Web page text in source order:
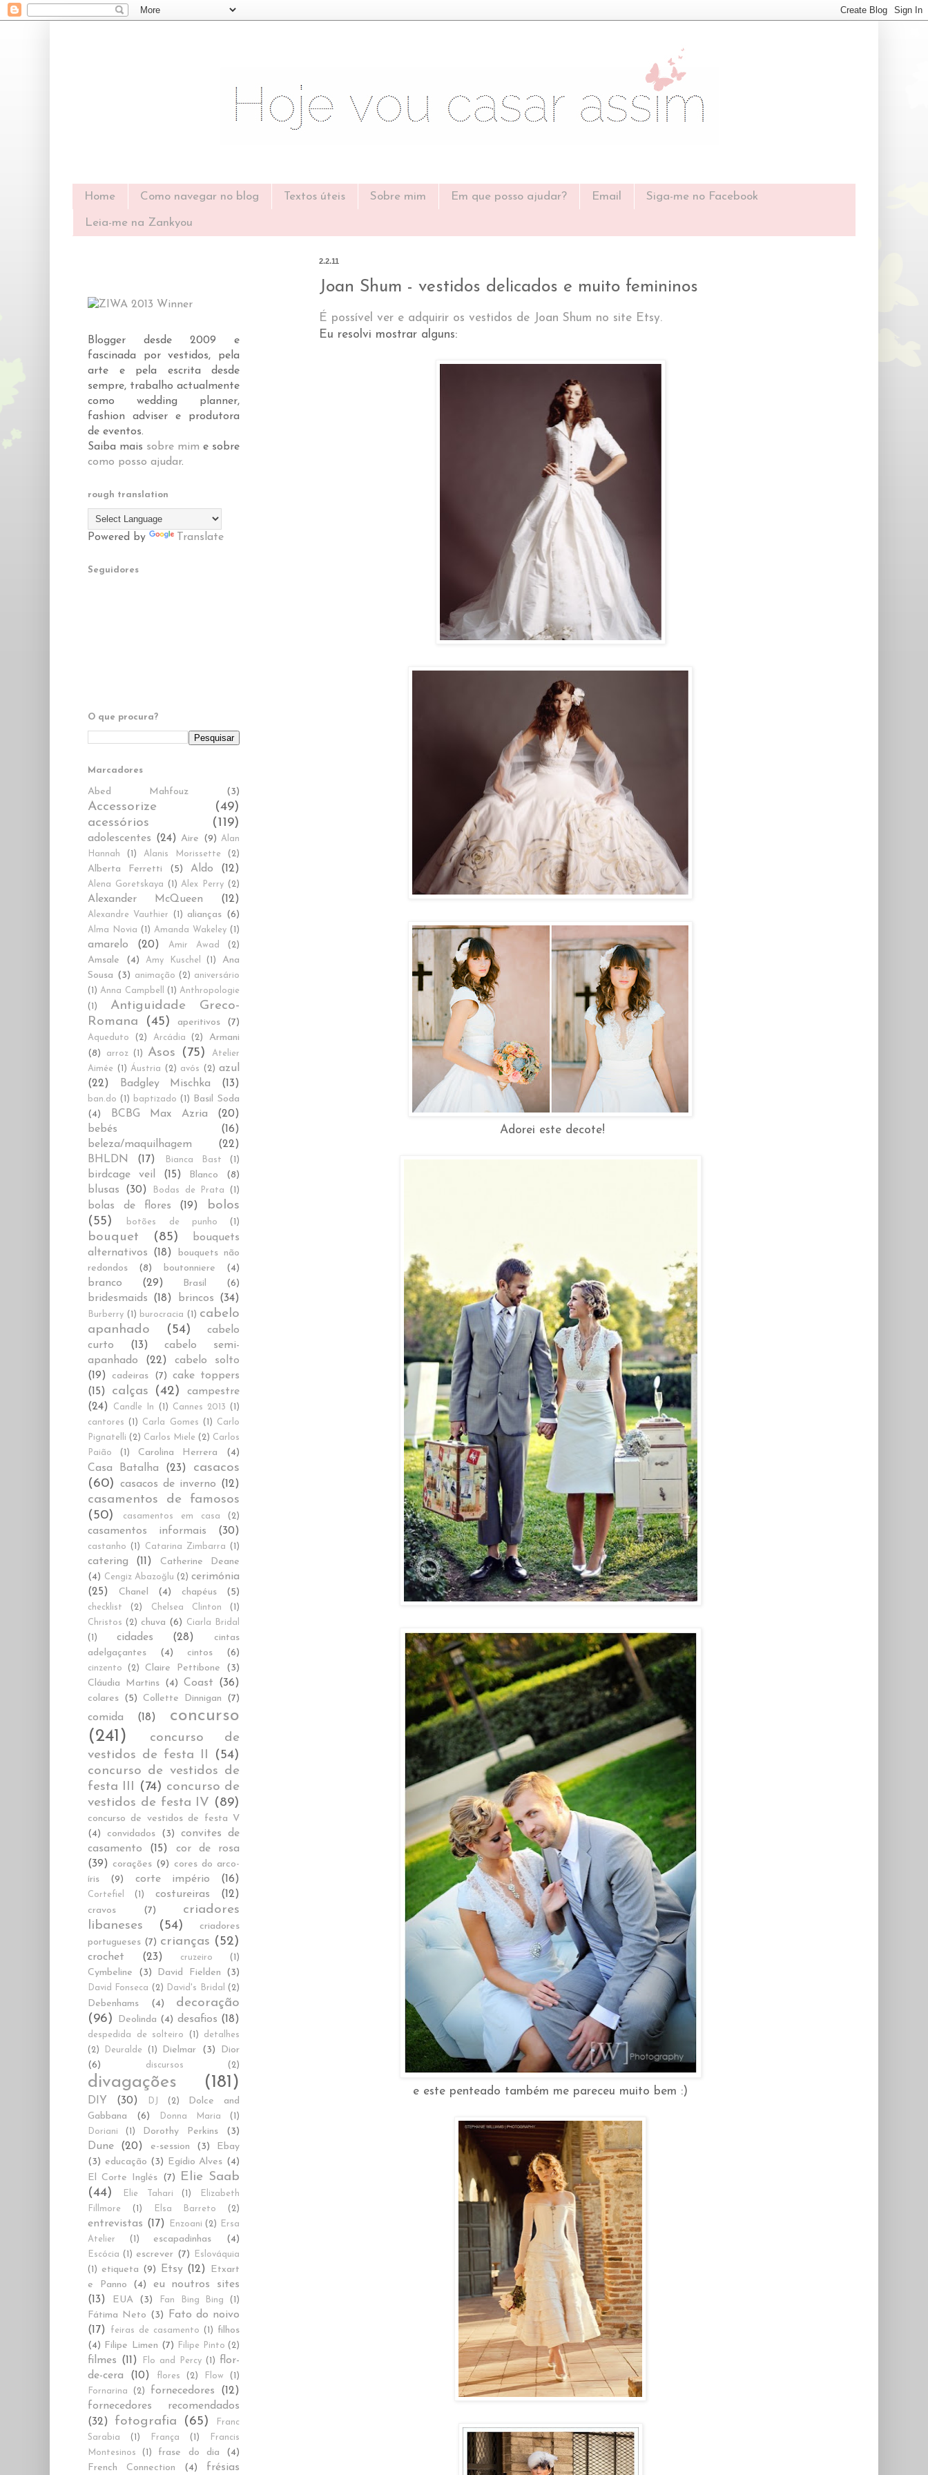
Home Como navegar no blog Textos úteis Sobre mim Em que posso ajudar? Email Siga-me no Facebook
Leia-me na Zankyou
2.2.11
Joan Shum - vestidos delicados e muito femininos
É possível ver e adquirir os vestidos de Joan Shum no site Etsy.
Eu resolvi mostrar alguns:
Adorei este decote!
e este penteado também me pareceu muito bem :)
Blogger desde 2009 e
fascinada por vestidos, pela
arte e pela escrita desde
sempre, trabalho actualmente
como wedding planner,
fashion adviser e produtora
de eventos.
Saiba mais sobre mim e sobre
como posso ajudar.
rough translation
Powered by Translate
Seguidores
O que procura?
Marcadores
Abed Mahfouz (3)
Accessorize
(49)
acessórios
(119)
adolescentes (24) Aire (9) Alan
Hannah
(1) Alanis Morissette (2)
Alberta Ferretti (5) Aldo (12)
Alena Goretskaya (1) Alex Perry (2)
Alexander McQueen (12)
Alexandre Vauthier (1) alianças (6)
Alma Novia (1) Amanda Wakeley (1)
amarelo (20) Amir Awad (2)
Amsale (4) Amy Kuschel (1)
Ana
Sousa (3) animação (2) aniversário
(1) Anna Campbell (1) Anthropologie
(1)
Antiguidade Greco-
Romana
(45) aperitivos (7)
Aqueduto (2) Arcádia (2)
Armani
(8)
arroz (1) Asos (75)
Atelier
Aimée
(1) Áustria (2) avós (2) azul
(22)
Badgley Mischka (13)
ban.do (1) baptizado (1)
Basil Soda
(4)
BCBG Max Azria
(20)
bebés
(16)
beleza/maquilhagem
(22)
BHLDN
(17) Bianca Bast (1)
birdcage veil (15) Blanco (8)
blusas (30) Bodas de Prata (1)
bolas de flores (19)
bolos
(55)
botões de punho (1)
bouquet (85)
bouquets
alternativos
(18)
bouquets não
redondos
(8) boutonniere (4)
branco (29) Brasil (6)
bridesmaids (18) brincos (34)
Burberry (1) burocracia (1) cabelo
apanhado
(54)
cabelo
curto
(13)
cabelo semi-
apanhado
(22)
cabelo solto
(19)
cadeiras (7) cake toppers
(15)
calças (42)
campestre
(24)
Candle In (1) Cannes 2013
(1)
cantores
(1) Carla Gomes (1)
Carlo
Pignatelli (2) Carlos Miele (2) Carlos
Paião
(1) Carolina Herrera (4)
Casa Batalha (23)
casacos
(60)
casacos de inverno (12)
casamentos de famosos
(50)
casamentos em casa (2)
casamentos informais (30)
castanho (1) Catarina Zimbarra (1)
catering (11)
Catherine Deane
(4) Cengiz Abazoğlu (2) cerimónia
(25)
Chanel (4) chapéus (5)
checklist (2) Chelsea Clinton
(1)
Christos (2) chuva (6)
Ciarla Bridal
(1)
cidades (28)
cintas
adelgaçantes
(4) cintos (6)
cinzento (2) Claire Pettibone
(3)
Cláudia Martins (4) Coast (36)
colares (5) Collette Dinnigan (7)
comida (18)
concurso
(241)
concurso de
vestidos de festa II
(54)
concurso de vestidos de
festa III
(74) concurso de
vestidos de festa IV (89)
concurso de vestidos de festa V
(4)
convidados (3)
convites de
casamento
(15)
cor de rosa
(39) corações (9) cores do arco-
íris
(9) corte império (16)
Cortefiel (1) costureiras (12)
cravos (7)
criadores
libaneses
(54)
criadores
portugueses (7) crianças (52)
crochet (23) cruzeiro (1)
Cymbeline (3) David Fielden (3)
David Fonseca (2) David's Bridal (2)
Debenhams (4)
decoração
(96)
Deolinda (4) desafios (18)
despedida de solteiro (1)
detalhes
(2)
Deuralde (1) Dielmar (3)
Dior
(6)
discursos (2)
divagações (181)
DIY (30) DJ (2)
Dolce and
Gabbana
(6) Donna Maria
(1)
Doriani
(1) Dorothy Perkins (3)
Dune (20) e-session (3)
Ebay
(3) educação (3) Egídio Alves (4)
El Corte Inglés (7)
Elie Saab
(44)
Elie Tahari (1)
Elizabeth
Fillmore
(1) Elsa Barreto (2)
entrevistas (17) Enzoani (2)
Ersa
Atelier
(1) escapadinhas (4)
Escócia (1) escrever (7)
Eslováquia
(1)
etiqueta (9) Etsy (12)
Etxart
e Panno
(4)
eu noutros sites
(13)
EUA (3) Fan Bing Bing (1)
Fátima Neto (3)
Fato do noivo
(17)
feiras de casamento (1)
filhos
(4) Filipe Limen (7) Filipe Pinto (2)
filmes (11) Flo and Percy (1)
flor-
de-cera
(10) flores (2) Flow
(1)
Fornarina
(2) fornecedores
(12)
fornecedores recomendados
(32)
fotografia (65)
Franc
Sarabia
(1) França (1)
Francis
Montesinos
(1) frase do dia
(4)
French Connection
(4) frésias